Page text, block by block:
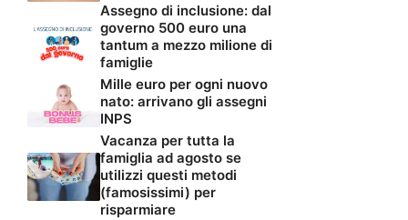
Assegno di inclusione: dal
governo 500 euro una
tantum a mezzo milione di
famiglie
Mille euro per ogni nuovo
nato: arrivano gli assegni
INPS
Vacanza per tutta la
famiglia ad agosto se
utilizzi questi metodi
(famosissimi) per
risparmiare